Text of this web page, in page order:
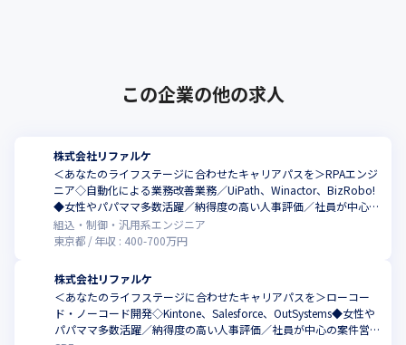
この企業の他の求人
株式会社リファルケ
＜あなたのライフステージに合わせたキャリアパスを＞RPAエンジ
ニア◇自動化による業務改善業務／UiPath、Winactor、BizRobo!
◆女性やパパママ多数活躍／納得度の高い人事評価／社員が中心の
案件営業／年休130日／エンジニア定着率97%
組込・制御・汎用系エンジニア
東京都
年収 : 400-700万円
株式会社リファルケ
＜あなたのライフステージに合わせたキャリアパスを＞ローコー
ド・ノーコード開発◇Kintone、Salesforce、OutSystems◆女性や
パパママ多数活躍／納得度の高い人事評価／社員が中心の案件営業